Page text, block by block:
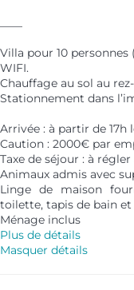
Villa pour 10 personnes
WIFI.
Chauffage au sol au
Stationnement dans
Arrivée : à partir de 17h
Caution : 2000€ par
Taxe de séjour : à
Animaux admis avec
Linge de maison
toilette, tapis de bain
Ménage inclus
Plus de détails
Masquer détails